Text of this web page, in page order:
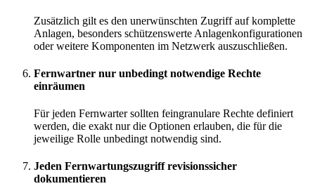
Zusätzlich gilt es den unerwünschten Zugriff auf komplette
Anlagen, besonders schützenswerte Anlagenkonfigurationen
oder weitere Komponenten im Netzwerk auszuschließen.
Fernwartner nur unbedingt notwendige Rechte
einräumen
Für jeden Fernwarter sollten feingranulare Rechte definiert
werden, die exakt nur die Optionen erlauben, die für die
jeweilige Rolle unbedingt notwendig sind.
Jeden Fernwartungszugriff revisionssicher
dokumentieren